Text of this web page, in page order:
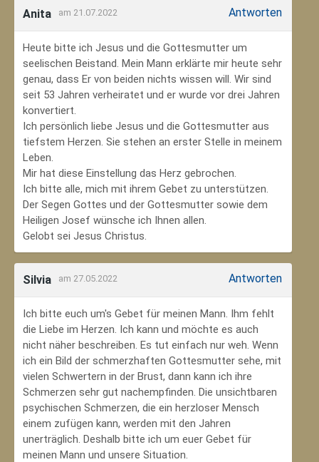
Anita am 21.07.2022 Antworten
Heute bitte ich Jesus und die Gottesmutter um
seelischen Beistand. Mein Mann erklärte mir heute sehr
genau, dass Er von beiden nichts wissen will. Wir sind
seit 53 Jahren verheiratet und er wurde vor drei Jahren
konvertiert.
Ich persönlich liebe Jesus und die Gottesmutter aus
tiefstem Herzen. Sie stehen an erster Stelle in meinem
Leben.
Mir hat diese Einstellung das Herz gebrochen.
Ich bitte alle, mich mit ihrem Gebet zu unterstützen.
Der Segen Gottes und der Gottesmutter sowie dem
Heiligen Josef wünsche ich Ihnen allen.
Gelobt sei Jesus Christus.
Silvia am 27.05.2022 Antworten
Ich bitte euch um's Gebet für meinen Mann. Ihm fehlt
die Liebe im Herzen. Ich kann und möchte es auch
nicht näher beschreiben. Es tut einfach nur weh. Wenn
ich ein Bild der schmerzhaften Gottesmutter sehe, mit
vielen Schwertern in der Brust, dann kann ich ihre
Schmerzen sehr gut nachempfinden. Die unsichtbaren
psychischen Schmerzen, die ein herzloser Mensch
einem zufügen kann, werden mit den Jahren
unerträglich. Deshalb bitte ich um euer Gebet für
meinen Mann und unsere Situation.